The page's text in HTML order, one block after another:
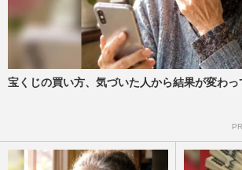
宝くじの買い方、気づいた人から結果が変わっ